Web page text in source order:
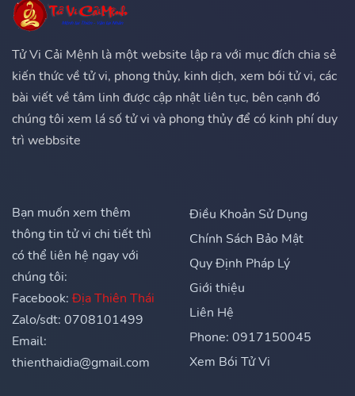
Tử Vi Cải Mệnh là một website lập ra với mục đích chia sẻ
kiến thức về tử vi, phong thủy, kinh dịch, xem bói tử vi, các
bài viết về tâm linh được cập nhật liên tục, bên cạnh đó
chúng tôi xem lá số tử vi và phong thủy để có kinh phí duy
trì webbsite
Bạn muốn xem thêm
thông tin tử vi chi tiết thì
có thể liên hệ ngay với
chúng tôi:
Facebook: Địa Thiên Thái
Zalo/sdt: 0708101499
Email:
thienthaidia@gmail.com
Điều Khoản Sử Dụng
Chính Sách Bảo Mật
Quy Định Pháp Lý
Giới thiệu
Liên Hệ
Phone: 0917150045
Xem Bói Tử Vi